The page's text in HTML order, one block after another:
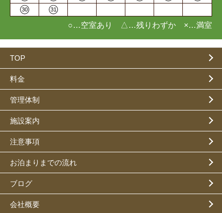
30 31
○…空室あり △…残りわずか ×…満室
TOP
料金
管理体制
施設案内
注意事項
お泊まりまでの流れ
ブログ
会社概要